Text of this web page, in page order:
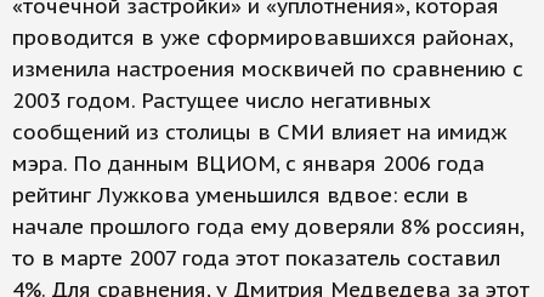
«точечной застройки» и «уплотнения», которая
проводится в уже сформировавшихся районах,
изменила настроения москвичей по сравнению с
2003 годом. Растущее число негативных
сообщений из столицы в СМИ влияет на имидж
мэра. По данным ВЦИОМ, с января 2006 го­да
рейтинг Лужкова уменьшился вдвое: если в
начале прошлого года ему доверяли 8% россиян,
то в марте 2007 года этот показатель составил
4%. Для сравнения, у Дмитрия Медведева за этот